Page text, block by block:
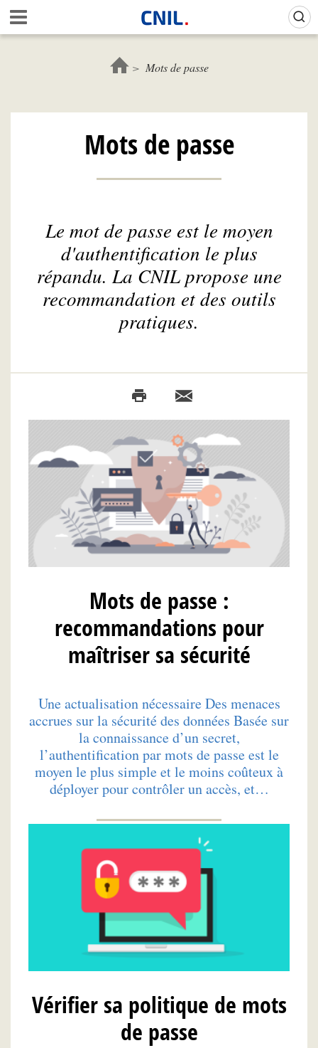
Aller
au
contenu
c
l
C
N
Mots de passe
Mots de passe
Le mot de passe est le moyen
d'authentification le plus
répandu. La CNIL propose une
recommandation et des outils
pratiques.
Mots de passe :
recommandations pour
maîtriser sa sécurité
Une actualisation nécessaire Des menaces
accrues sur la sécurité des données Basée sur
la connaissance d’un secret,
l’authentification par mots de passe est le
moyen le plus simple et le moins coûteux à
déployer pour contrôler un accès, et…
Vérifier sa politique de mots
de passe
Gestion de vos préférences sur les cookies (témoins de connexion)